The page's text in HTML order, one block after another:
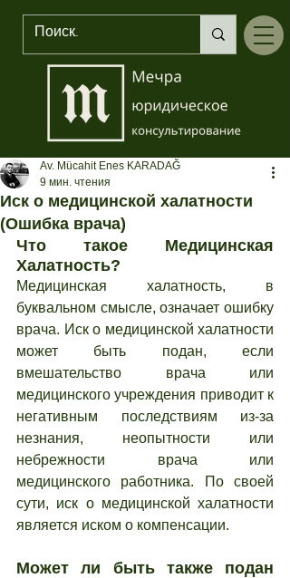
Иск о медицинской халатности
(Ошибка врача)
Av. Mücahit Enes KARADAĞ
9 мин. чтения
Что такое Медицинская
Халатность?
Медицинская халатность, в
буквальном смысле, означает ошибку
врача. Иск о медицинской халатности
может быть подан, если
вмешательство врача или
медицинского учреждения приводит к
негативным последствиям из-за
незнания, неопытности или
небрежности врача или
медицинского работника. По своей
сути, иск о медицинской халатности
является иском о компенсации.
Может ли быть также подан